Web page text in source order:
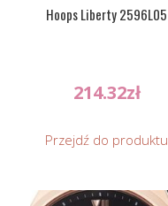
Hoops Liberty 2596L05
214.32zł
Przejdź do produktu